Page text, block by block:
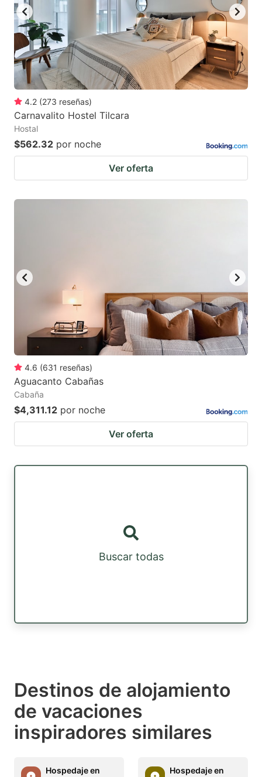
4.2 (273 reseñas)
Carnavalito Hostel Tilcara
Hostal
$562.32 por noche
Ver oferta
4.6 (631 reseñas)
Aguacanto Cabañas
Cabaña
$4,311.12 por noche
Ver oferta
Buscar todas
Destinos de alojamiento
de vacaciones
inspiradores similares
Hospedaje en Hospedaje en